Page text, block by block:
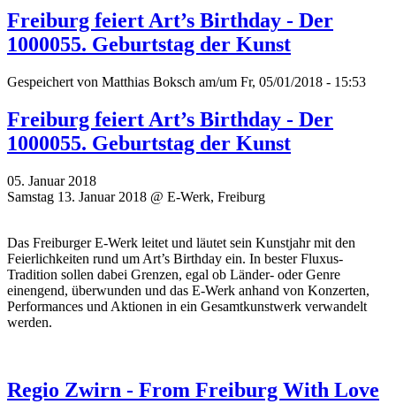
Freiburg feiert Art’s Birthday - Der
1000055. Geburtstag der Kunst
Gespeichert von Matthias Boksch am/um Fr, 05/01/2018 - 15:53
Freiburg feiert Art’s Birthday - Der
1000055. Geburtstag der Kunst
05. Januar 2018
Samstag 13. Januar 2018 @ E-Werk, Freiburg
Das Freiburger E-Werk leitet und läutet sein Kunstjahr mit den
Feierlichkeiten rund um Art’s Birthday ein. In bester Fluxus-
Tradition sollen dabei Grenzen, egal ob Länder- oder Genre
einengend, überwunden und das E-Werk anhand von Konzerten,
Performances und Aktionen in ein Gesamtkunstwerk verwandelt
werden.
Regio Zwirn - From Freiburg With Love